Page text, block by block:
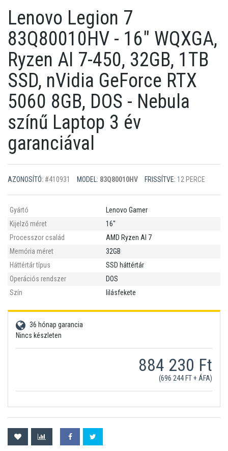
Lenovo Legion 7
83Q80010HV - 16" WQXGA,
Ryzen AI 7-450, 32GB, 1TB
SSD, nVidia GeForce RTX
5060 8GB, DOS - Nebula
színű Laptop 3 év
garanciával
AZONOSÍTÓ: #410931 MODEL: 83Q80010HV FRISSÍTVE: 12 PERCE
Gyártó
Lenovo Gamer
Kijelző méret
16"
Processzor család
AMD Ryzen AI 7
Memória méret
32GB
Háttértár típus
SSD háttértár
Operációs rendszer
DOS
Szín
lilásfekete
36 hónap garancia
Nincs készleten
884 230 Ft
(696 244 FT + ÁFA)